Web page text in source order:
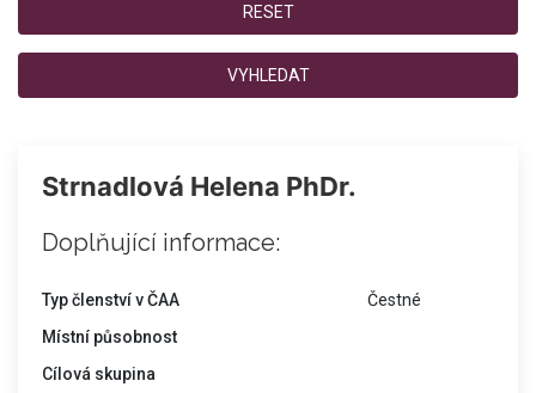
RESET
VYHLEDAT
Strnadlová Helena PhDr.
Doplňující informace:
Typ členství v ČAA
Čestné
Místní působnost
Cílová skupina